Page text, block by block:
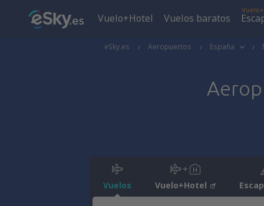
Vuelo+Hotel Vuelos baratos
eSky.es Aeropuertos España
Vuelos Vuelo+Hotel